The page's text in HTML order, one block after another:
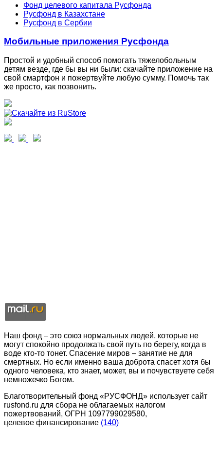
Фонд целевого капитала Русфонда
Русфонд в Казахстане
Русфонд в Сербии
Мобильные приложения Русфонда
Простой и удобный способ помогать тяжелобольным
детям везде, где бы вы ни были: скачайте приложение на
свой смартфон и пожертвуйте любую сумму. Помочь так
же просто, как позвонить.
Наш фонд – это союз нормальных людей, которые не
могут спокойно продолжать свой путь по берегу, когда в
воде кто-то тонет. Спасение миров – занятие не для
смертных. Но если именно ваша доброта спасет хотя бы
одного человека, кто знает, может, вы и почувствуете себя
немножечко Богом.
Благотворительный фонд «РУСФОНД» использует сайт
rusfond.ru для сбора не облагаемых налогом
пожертвований, ОГРН 1097799029580,
целевое финансирование (140)